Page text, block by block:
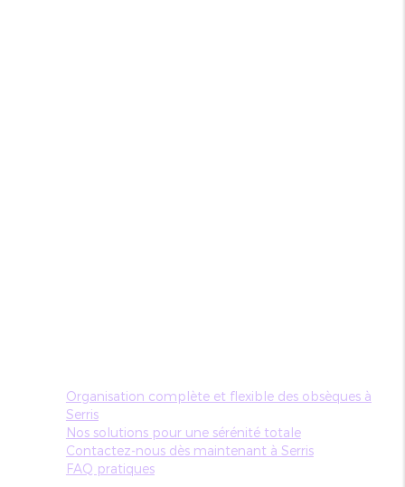
Organisation complète et flexible des obsèques à
Serris
Nos solutions pour une sérénité totale
Contactez-nous dès maintenant à Serris
FAQ pratiques